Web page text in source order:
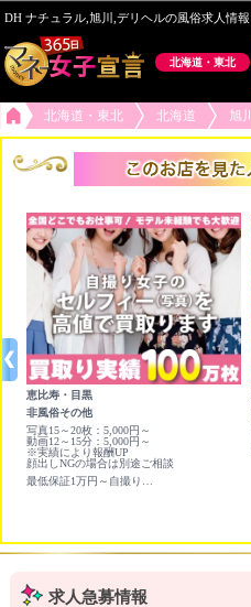
DH ナチュラル,旭川,デリヘルの風俗求人情報
北海道・東北
北海道・東北 北海道 旭川
恵比寿・目黒
非風俗その他
写真15～20枚：5,000円～
動画12～15分：5,000円～
※実績により報酬UP
顔出しNGの場合は別途ご相談
求人急募情報